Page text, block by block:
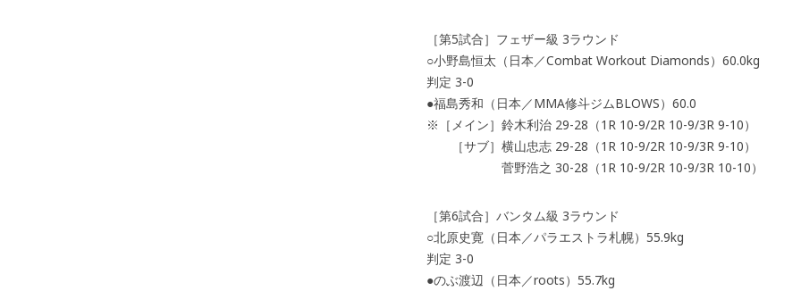
［第5試合］フェザー級 3ラウンド
○小野島恒太（日本／Combat Workout Diamonds）60.0kg
判定 3-0
●福島秀和（日本／MMA修斗ジムBLOWS）60.0
※［メイン］鈴木利治 29-28（1R 10-9/2R 10-9/3R 9-10）
［サブ］横山忠志 29-28（1R 10-9/2R 10-9/3R 9-10）
菅野浩之 30-28（1R 10-9/2R 10-9/3R 10-10）
［第6試合］バンタム級 3ラウンド
○北原史寛（日本／パラエストラ札幌）55.9kg
判定 3-0
●のぶ渡辺（日本／roots）55.7kg